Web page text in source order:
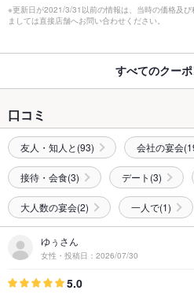
※更新日が2021/3/31以前の情報は、当時の価格及
ましては直接店舗へお問い合わせください。
すべてのクー
口コミ
友人・知人と(93) 会社の宴会
接待・会食(3) デート(3)
大人数の宴会(2) 一人で(1)
ゆぅさん
女性・投稿日：2026/07/30
5.0